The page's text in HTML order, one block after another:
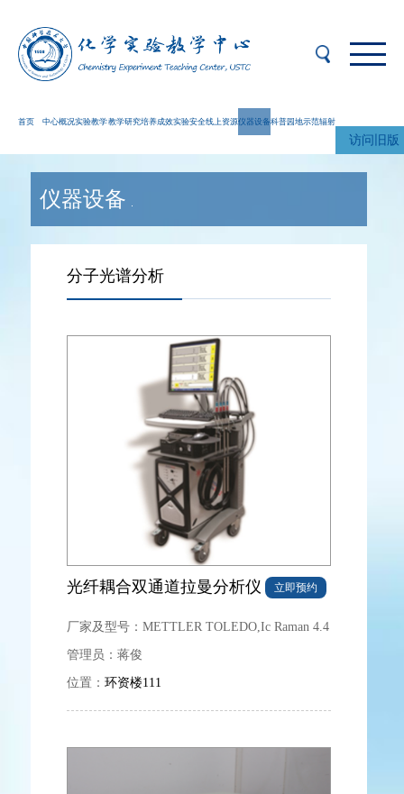
首页 中心概况实验教学教学研究培养成效实验安全线上资源仪器设备科普园地示范辐射
访问旧版
仪器设备
分子光谱分析
光纤耦合双通道拉曼分析仪 立即预约
厂家及型号： METTLER TOLEDO,Ic Raman 4.4
管理员： 蒋俊
位置： 环资楼111